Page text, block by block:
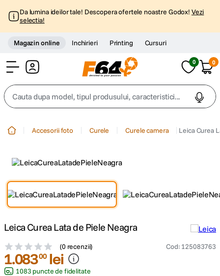
Da lumina ideilor tale! Descopera ofertele noastre Godox! Vezi
selectia!
Magazin online Inchirieri Printing Cursuri
0 0
Cauta dupa model, tipul produsului, caracteristici...
3. trepied telefon
canon sx740 hs
6. lavaliera
Accesorii foto Curele Curele camera Leica Curea
Leica Curea Lata de Piele Neagra
(0 recenzii) Cod: 125083763
1.08300 lei
1083 puncte de fidelitate